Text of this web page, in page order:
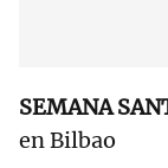
SEMANA
en Bilbao